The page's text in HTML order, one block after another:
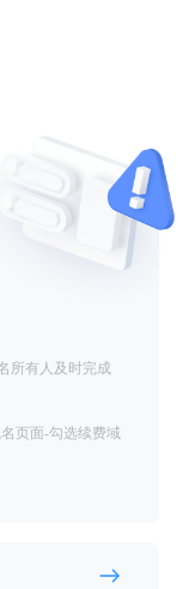
所有人及时完成
页面-勾选续费域